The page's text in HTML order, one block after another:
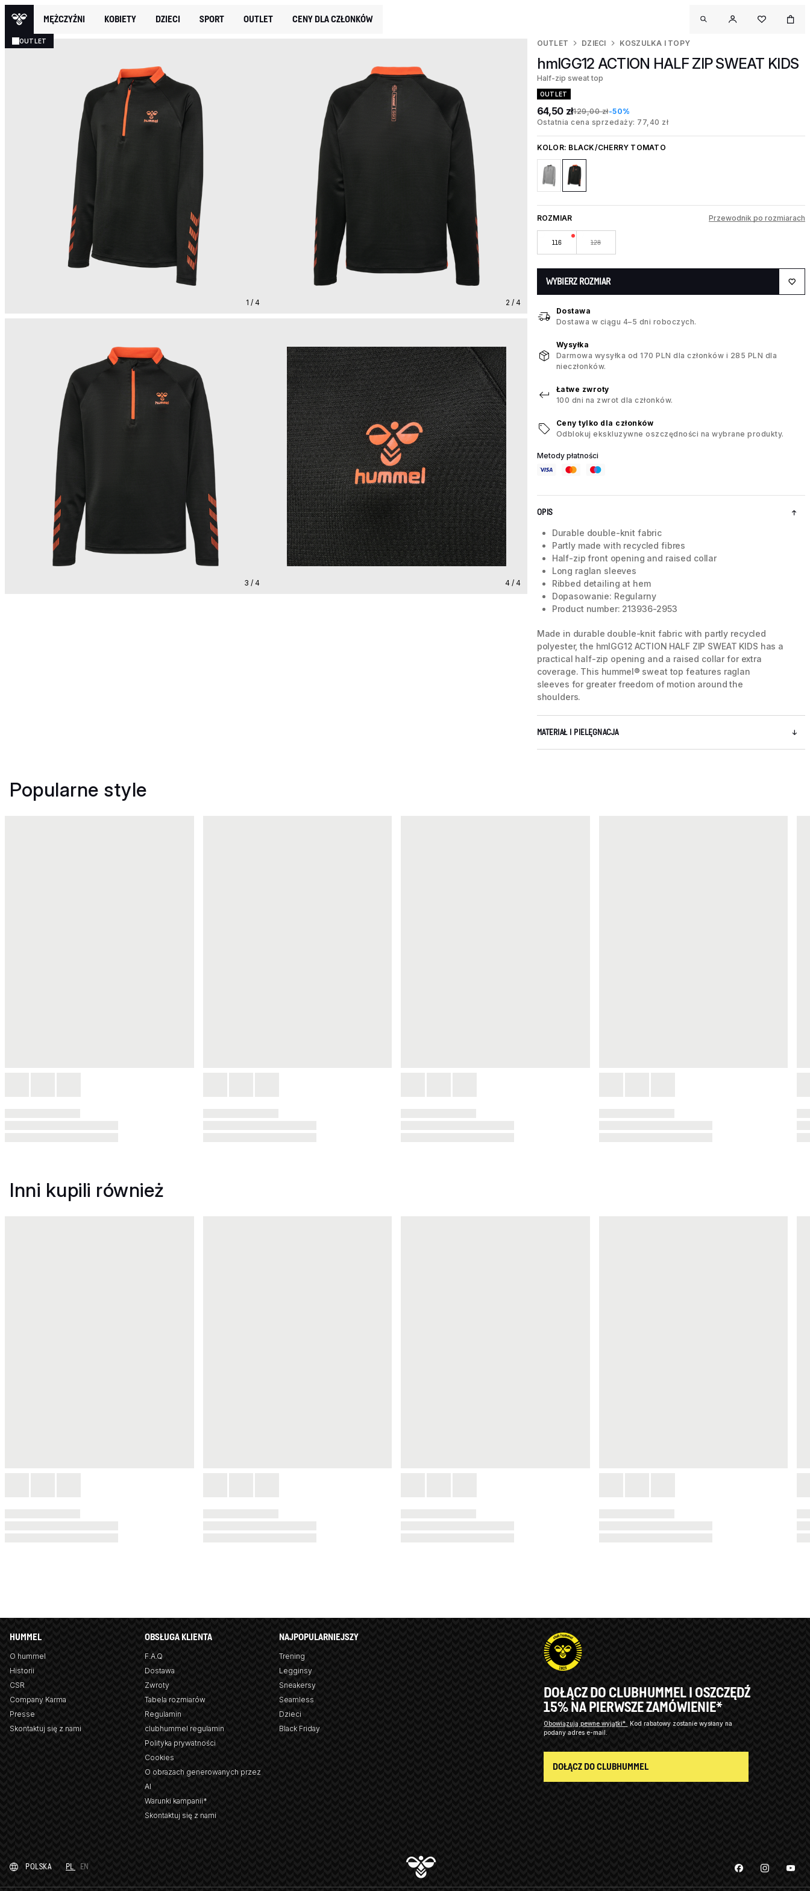
MĘŻCZYŹNI KOBIETY DZIECI SPORT OUTLET CENY DLA CZŁONKÓW
OUTLET
1 / 4 2 / 4
3 / 4 4 / 4
OUTLET DZIECI KOSZULKA I TOPY
hmlGG12 ACTION HALF ZIP SWEAT KIDS
Half-zip sweat top
OUTLET
64,50 zł129,00 zł-50%
Ostatnia cena sprzedaży: 77,40 zł
KOLOR: BLACK/CHERRY TOMATO
ROZMIAR Przewodnik po rozmiarach
116 128
WYBIERZ ROZMIAR
Dostawa
Dostawa w ciągu 4–5 dni roboczych.
Wysyłka
Darmowa wysyłka od 170 PLN dla członków i 285 PLN dla
nieczłonków.
Łatwe zwroty
100 dni na zwrot dla członków.
Ceny tylko dla członków
Odblokuj ekskluzywne oszczędności na wybrane produkty.
Metody płatności
OPIS
Durable double-knit fabric
Partly made with recycled fibres
Half-zip front opening and raised collar
Long raglan sleeves
Ribbed detailing at hem
Dopasowanie: Regularny
Product number: 213936-2953
Made in durable double-knit fabric with partly recycled
polyester, the hmlGG12 ACTION HALF ZIP SWEAT KIDS has a
practical half-zip opening and a raised collar for extra
coverage. This hummel® sweat top features raglan
sleeves for greater freedom of motion around the
shoulders.
MATERIAŁ I PIELĘGNACJA
Popularne style
Inni kupili również
HUMMEL
O hummel
Historii
CSR
Company Karma
Presse
Skontaktuj się z nami
OBSŁUGA KLIENTA
F.A.Q
Dostawa
Zwroty
Tabela rozmiarów
Regulamin
clubhummel regulamin
Polityka prywatności
Cookies
O obrazach generowanych przez
AI
Warunki kampanii*
Skontaktuj się z nami
NAJPOPULARNIEJSZY
Trening
Legginsy
Sneakersy
Seamless
Dzieci
Black Friday
DOŁĄCZ DO CLUBHUMMEL I OSZCZĘDŹ
15% NA PIERWSZE ZAMÓWIENIE*
Obowiązują pewne wyjątki*
Kod rabatowy zostanie wysłany na
podany adres e-mail.
DOŁĄCZ DO CLUBHUMMEL
POLSKA PL EN